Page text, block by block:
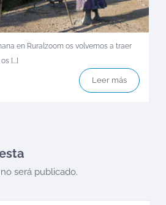
en Ruralzoom os volvemos a traer
[...]
Leer más
será publicado.